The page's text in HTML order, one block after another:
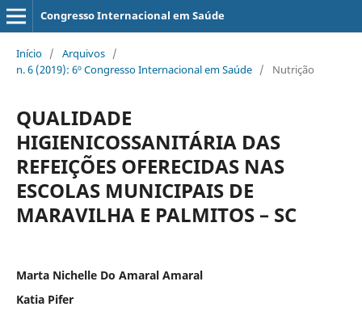
Congresso Internacional em Saúde
Início / Arquivos /
n. 6 (2019): 6º Congresso Internacional em Saúde / Nutrição
QUALIDADE
HIGIENICOSSANITÁRIA DAS
REFEIÇÕES OFERECIDAS NAS
ESCOLAS MUNICIPAIS DE
MARAVILHA E PALMITOS – SC
Marta Nichelle Do Amaral Amaral
Katia Pifer